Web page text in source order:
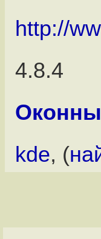
http://
4.8.4
kde, (